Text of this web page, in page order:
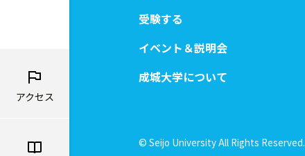
アクセス
受験する
イベント＆説明会
成城大学について
© Seijo University All Rights Reserved.